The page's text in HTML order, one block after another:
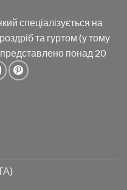
спеціалізується на
та гуртом (у тому
представлено понад 20